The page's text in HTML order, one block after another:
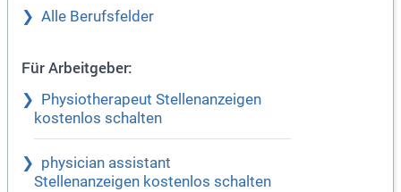
Alle Berufsfelder
Für Arbeitgeber:
Physiotherapeut Stellenanzeigen
kostenlos schalten
physician assistant
Stellenanzeigen kostenlos schalten